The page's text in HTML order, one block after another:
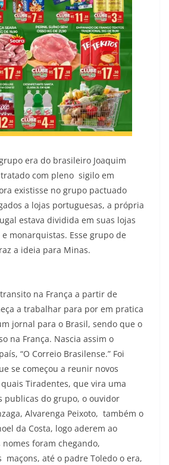
era do brasileiro Joaquim
com pleno sigilo em
existisse no grupo pactuado
a lojas portuguesas, a própria
estava dividida em suas lojas
monarquistas. Esse grupo de
a ideia para Minas.
na França a partir de
a trabalhar para por em pratica
jornal para o Brasil, sendo que o
na França. Nascia assim o
“O Correio Brasilense.” Foi
se começou a reunir novos
Tiradentes, que vira uma
publicas do grupo, o ouvidor
Alvarenga Peixoto, também o
da Costa, logo aderem ao
foram chegando,
maçons, até o padre Toledo o era,